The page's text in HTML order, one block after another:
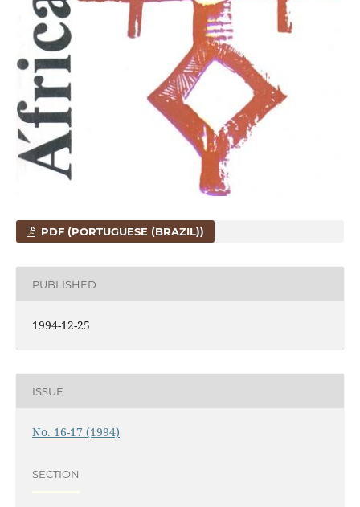
PDF (PORTUGUESE (BRAZIL))
PUBLISHED
1994-12-25
ISSUE
No. 16-17 (1994)
SECTION